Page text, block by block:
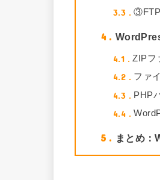
3.3 ③FTP
4
4.1 ZIPフ
4.2 ファ
4.3 PHP
4.4
5 まとめ：